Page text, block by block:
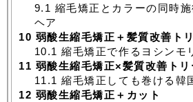
9.1 縮毛矯正とカラーの同時
ヘア
10 弱酸生縮毛矯正＋髪質改善ト
10.1 縮毛矯正で作るヨシンモ
11 弱酸生縮毛矯正×髪質改善トリ
11.1 縮毛矯正しても巻ける韓
12 弱酸生縮毛矯正＋カット